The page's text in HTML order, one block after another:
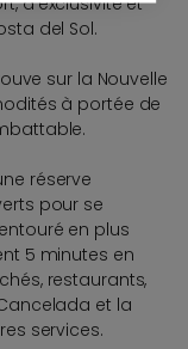
del Sol.
sur la Nouvelle
à portée de
réserve
pour se
en plus
5 minutes en
restaurants,
et la
services.